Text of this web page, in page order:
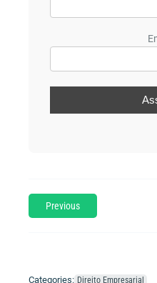
Previous
Categories: Direito Empresarial